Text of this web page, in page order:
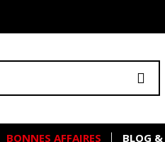
BONNES AFFAIRES BLOG